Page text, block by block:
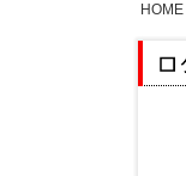
HOME